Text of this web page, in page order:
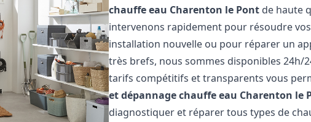
chauffe eau Charenton le Pont de haute
intervenons rapidement pour résoudre
installation nouvelle ou pour réparer un
très brefs, nous sommes disponibles 24h/
tarifs compétitifs et transparents vous
et dépannage chauffe eau Charenton le
diagnostiquer et réparer tous types de